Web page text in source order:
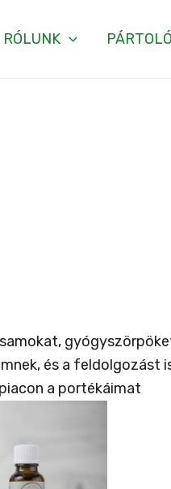
RÓLUNK
és a feldolgozást
a portékáimat